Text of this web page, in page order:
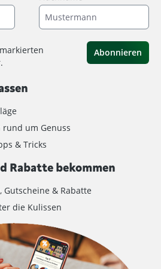
Abonnieren
rund um Genuss
& Tricks
Rabatte bekommen
Gutscheine & Rabatte
die Kulissen